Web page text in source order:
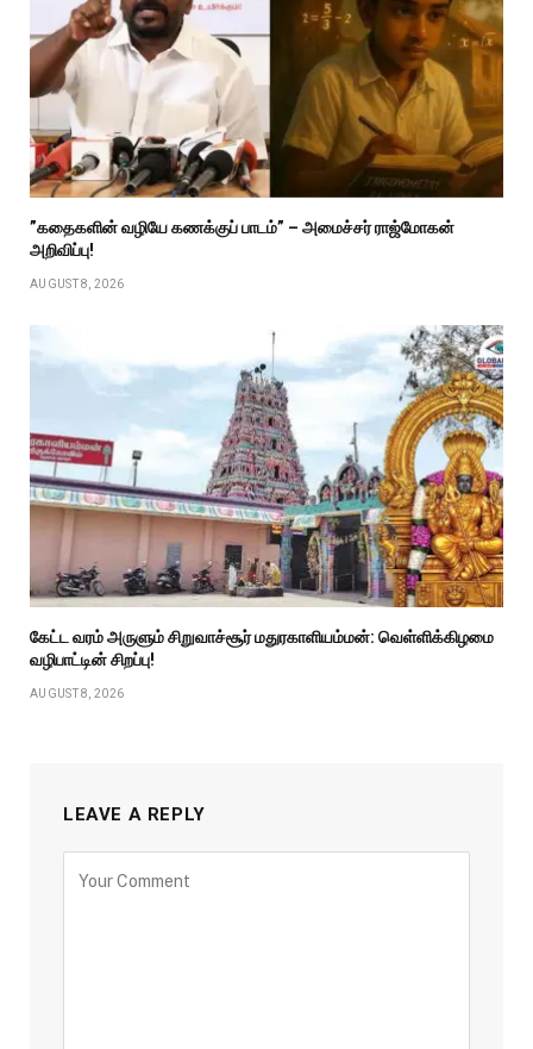
”கதைகளின் வழியே கணக்குப் பாடம்” – அமைச்சர் ராஜ்மோகன்
அறிவிப்பு!
AUGUST 8, 2026
கேட்ட வரம் அருளும் சிறுவாச்சூர் மதுரகாளியம்மன்: வெள்ளிக்கிழமை
வழிபாட்டின் சிறப்பு!
AUGUST 8, 2026
LEAVE A REPLY